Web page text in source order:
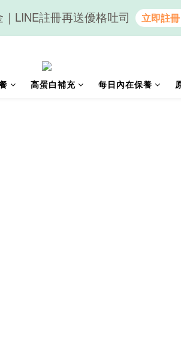
果任選6組$899
LINE註冊再送優格吐司
高蛋白補充 每日內在保養